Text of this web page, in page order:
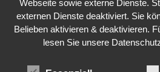
Homepage:
UID: ATU 811 196 56
Webseite sowie externe Dienste.
externen Dienste deaktiviert. Sie
Belieben aktivieren & deaktivieren.
lesen Sie unsere